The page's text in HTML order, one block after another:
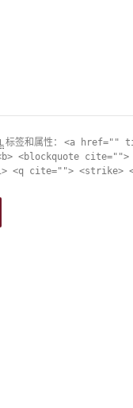
标签和属性： <a href=""
<blockquote cite="">
<q cite=""> <strike>